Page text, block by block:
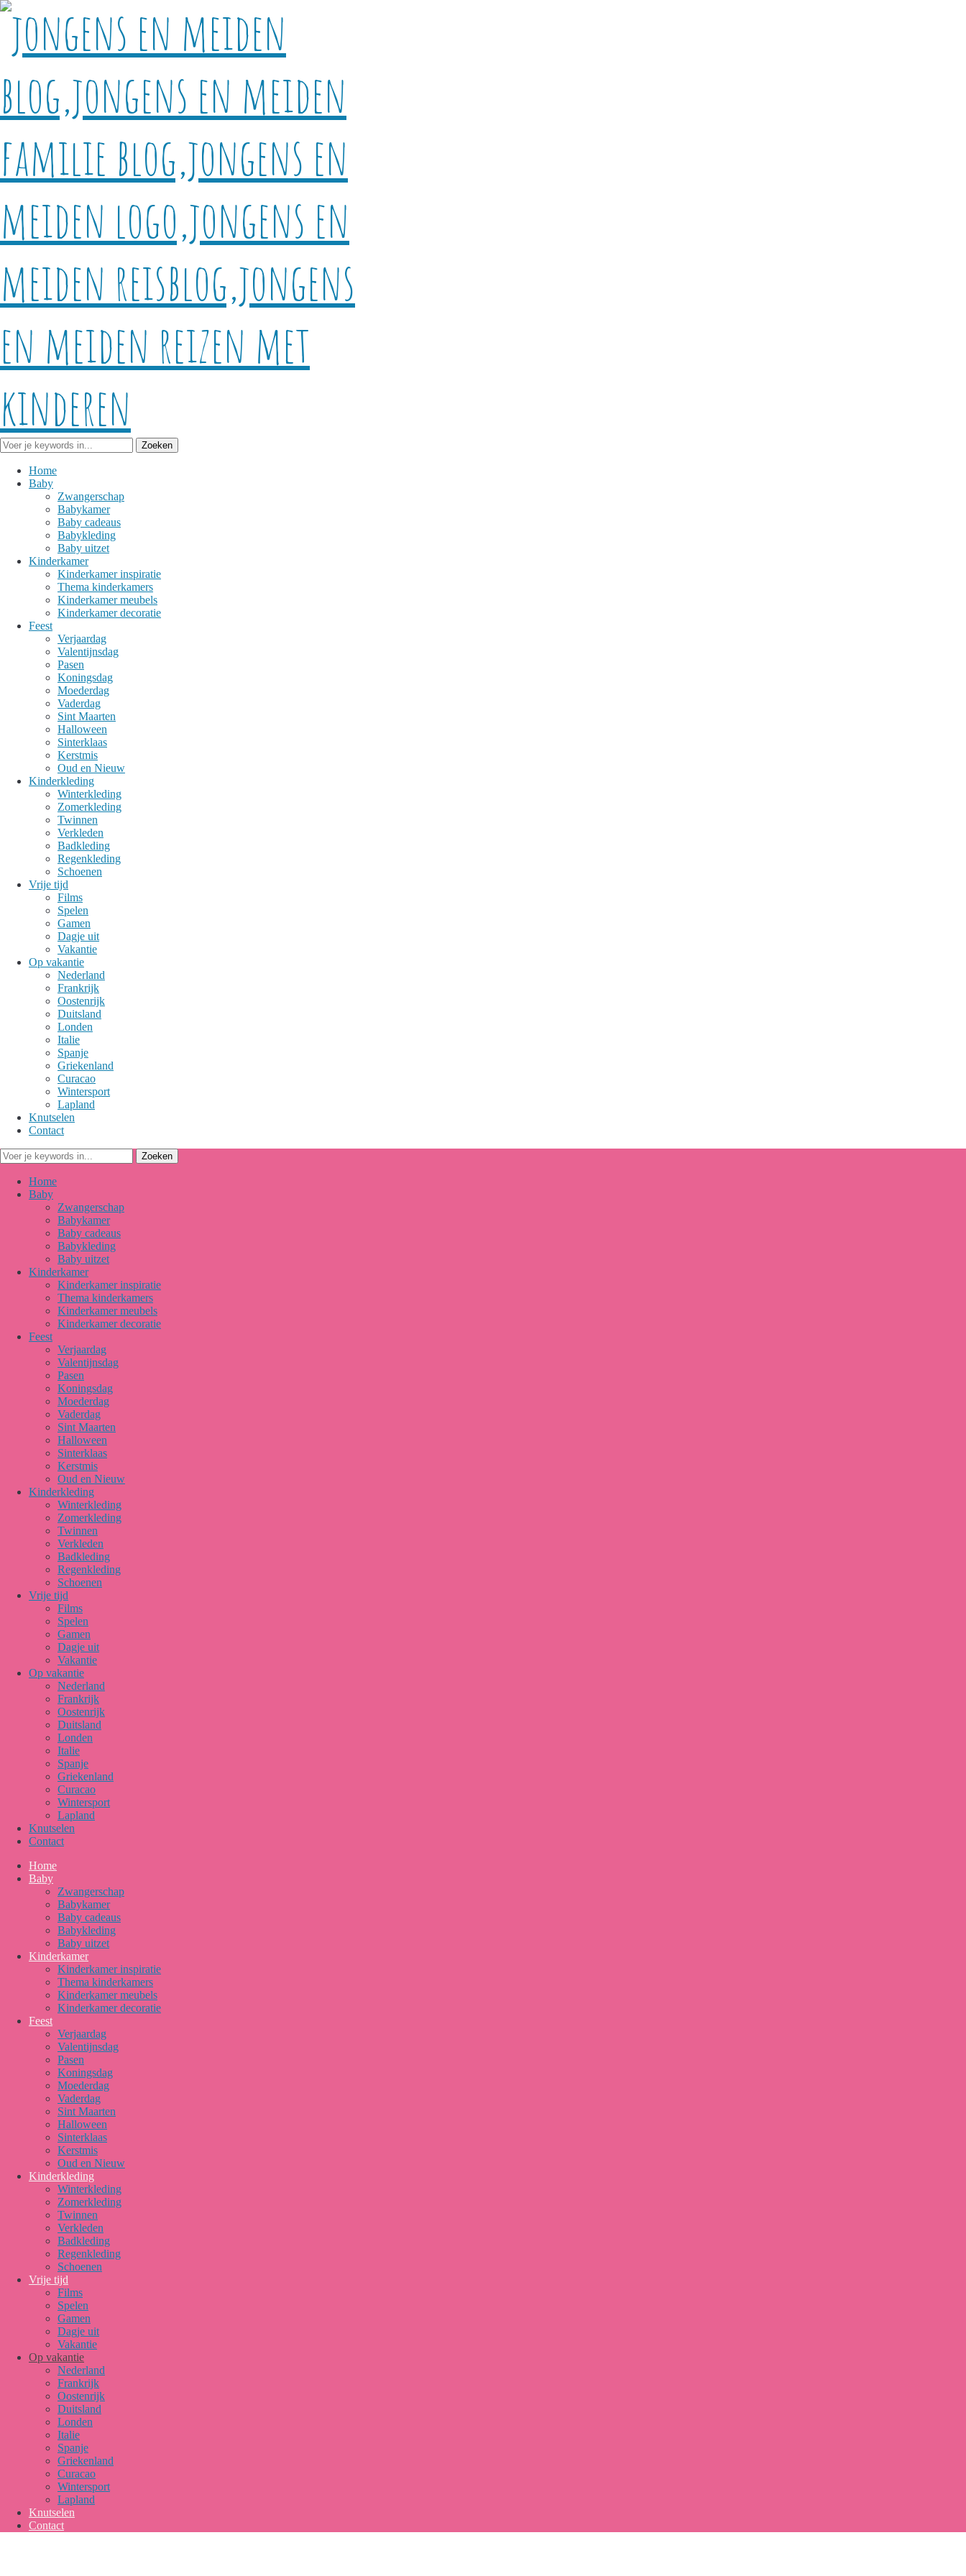
Home
Baby
Zwangerschap
Babykamer
Baby cadeaus
Babykleding
Baby uitzet
Kinderkamer
Kinderkamer inspiratie
Thema kinderkamers
Kinderkamer meubels
Kinderkamer decoratie
Feest
Verjaardag
Valentijnsdag
Pasen
Koningsdag
Moederdag
Vaderdag
Sint Maarten
Halloween
Sinterklaas
Kerstmis
Oud en Nieuw
Kinderkleding
Winterkleding
Zomerkleding
Twinnen
Verkleden
Badkleding
Regenkleding
Schoenen
Vrije tijd
Films
Spelen
Gamen
Dagje uit
Vakantie
Op vakantie
Nederland
Frankrijk
Oostenrijk
Duitsland
Londen
Italie
Spanje
Griekenland
Curacao
Wintersport
Lapland
Knutselen
Contact
Home
Baby
Zwangerschap
Babykamer
Baby cadeaus
Babykleding
Baby uitzet
Kinderkamer
Kinderkamer inspiratie
Thema kinderkamers
Kinderkamer meubels
Kinderkamer decoratie
Feest
Verjaardag
Valentijnsdag
Pasen
Koningsdag
Moederdag
Vaderdag
Sint Maarten
Halloween
Sinterklaas
Kerstmis
Oud en Nieuw
Kinderkleding
Winterkleding
Zomerkleding
Twinnen
Verkleden
Badkleding
Regenkleding
Schoenen
Vrije tijd
Films
Spelen
Gamen
Dagje uit
Vakantie
Op vakantie
Nederland
Frankrijk
Oostenrijk
Duitsland
Londen
Italie
Spanje
Griekenland
Curacao
Wintersport
Lapland
Knutselen
Contact
Home
Baby
Zwangerschap
Babykamer
Baby cadeaus
Babykleding
Baby uitzet
Kinderkamer
Kinderkamer inspiratie
Thema kinderkamers
Kinderkamer meubels
Kinderkamer decoratie
Feest
Verjaardag
Valentijnsdag
Pasen
Koningsdag
Moederdag
Vaderdag
Sint Maarten
Halloween
Sinterklaas
Kerstmis
Oud en Nieuw
Kinderkleding
Winterkleding
Zomerkleding
Twinnen
Verkleden
Badkleding
Regenkleding
Schoenen
Vrije tijd
Films
Spelen
Gamen
Dagje uit
Vakantie
Op vakantie
Nederland
Frankrijk
Oostenrijk
Duitsland
Londen
Italie
Spanje
Griekenland
Curacao
Wintersport
Lapland
Knutselen
Contact